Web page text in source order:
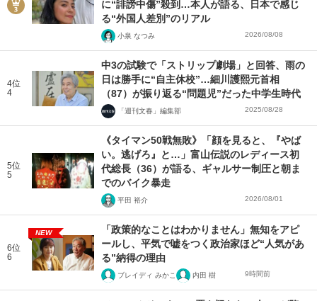
に“誹謗中傷”殺到…本人が語る、日本で感じ
る“外国人差別”のリアル
小泉 なつみ 2026/08/08
4位
4
中3の試験で「ストリップ劇場」と回答、雨の
日は勝手に“自主休校”…細川護熙元首相
（87）が振り返る“問題児”だった中学生時代
「週刊文春」編集部 2025/08/28
5位
5
《タイマン50戦無敗》「顔を見ると、『やば
い。逃げろ』と…」富山伝説のレディース初
代総長（36）が語る、ギャルサー制圧と朝ま
でのバイク暴走
平田 裕介 2026/08/01
6位
6
NEW
「政策的なことはわかりません」無知をアピ
ールし、平気で嘘をつく政治家ほど“人気があ
る”納得の理由
ブレイディ みかこ 内田 樹 9時間前